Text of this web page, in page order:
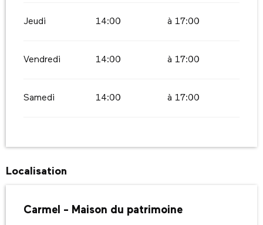
Jeudi 14:00 à 17:00
Vendredi 14:00 à 17:00
Samedi 14:00 à 17:00
Localisation
Carmel - Maison du patrimoine